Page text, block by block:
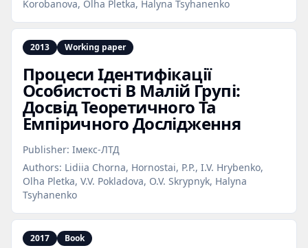
Korobanova, Olha Pletka, Halyna Tsyhanenko
2013 Working paper
Процеси Ідентифікації
Особистості В Малій Групі:
Досвід Теоретичного Та
Емпіричного Дослідження
Publisher: Імекс-ЛТД
Authors: Lidiia Chorna, Hornostai, P.P., I.V. Hrybenko,
Olha Pletka, V.V. Pokladova, O.V. Skrypnyk, Halyna
Tsyhanenko
2017 Book